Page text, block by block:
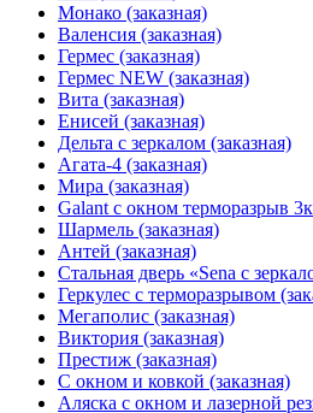
Монако (заказная)
Валенсия (заказная)
Гермес (заказная)
Гермес NEW (заказная)
Вита (заказная)
Енисей (заказная)
Дельта с зеркалом (заказная)
Агата-4 (заказная)
Мира (заказная)
Galant с окном терморазрыв 3к
Шармель (заказная)
Антей (заказная)
Стальная дверь «Sena с
Геркулес с терморазрывом
Мегаполис (заказная)
Виктория (заказная)
Престиж (заказная)
С окном и ковкой (заказная)
Аляска с окном и лазерной